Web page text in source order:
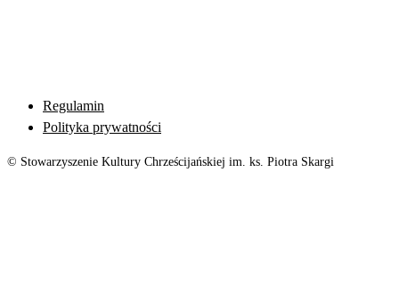
Regulamin
Polityka prywatności
© Stowarzyszenie Kultury Chrześcijańskiej im. ks. Piotra Skargi